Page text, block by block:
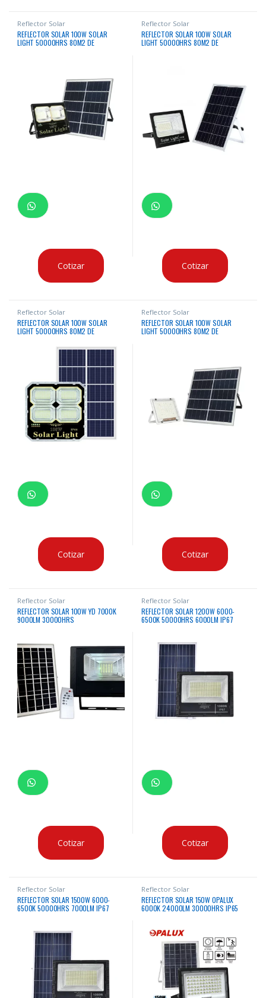
Reflector Solar
REFLECTOR SOLAR 100W SOLAR
LIGHT 50000HRS 80M2 DE
Cotizar
Reflector Solar
REFLECTOR SOLAR 100W SOLAR
LIGHT 50000HRS 80M2 DE
Cotizar
Reflector Solar
REFLECTOR SOLAR 100W SOLAR
LIGHT 50000HRS 80M2 DE
Cotizar
Reflector Solar
REFLECTOR SOLAR 100W SOLAR
LIGHT 50000HRS 80M2 DE
Cotizar
Reflector Solar
REFLECTOR SOLAR 100W YD 7000K
9000LM 30000HRS
Cotizar
Reflector Solar
REFLECTOR SOLAR 1200W 6000-
6500K 50000HRS 6000LM IP67
Cotizar
Reflector Solar
REFLECTOR SOLAR 1500W 6000-
6500K 50000HRS 7000LM IP67
Reflector Solar
REFLECTOR SOLAR 150W OPALUX
6000K 24000LM 30000HRS IP65